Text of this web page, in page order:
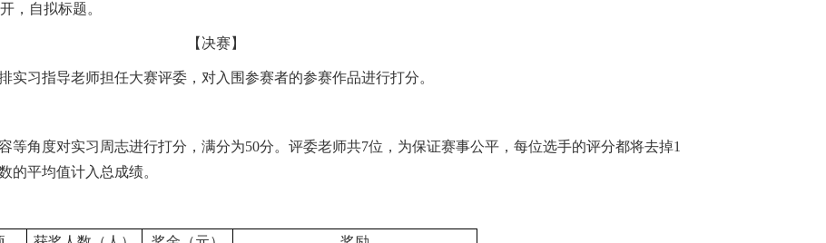
，自拟标题。
【决赛】
实习指导老师担任大赛评委，对入围参赛者的参赛作品进行打分。
等角度对实习周志进行打分，满分为50分。评委老师共7位，为保证赛事公平，每位选手的评分都将去掉1
的平均值计入总成绩。